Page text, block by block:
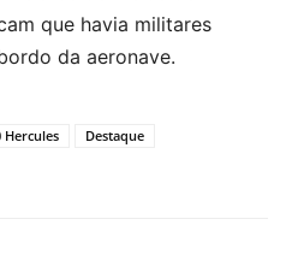
que havia militares
da aeronave.
Hercules
Destaque